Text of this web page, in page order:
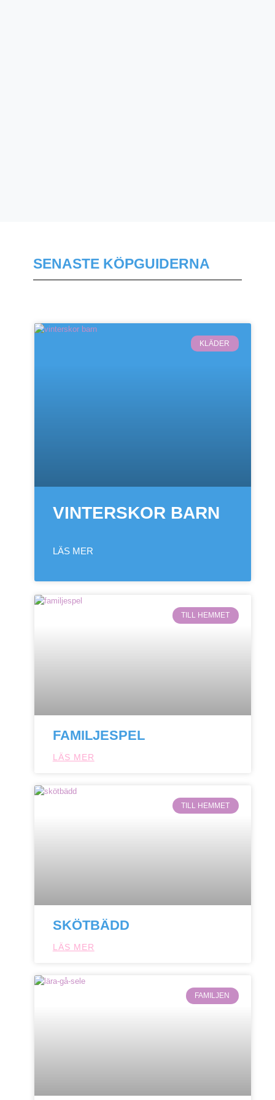
SENASTE KÖPGUIDERNA
KLÄDER
VINTERSKOR BARN
LÄS MER
TILL HEMMET
FAMILJESPEL
LÄS MER
TILL HEMMET
SKÖTBÄDD
LÄS MER
FAMILJEN